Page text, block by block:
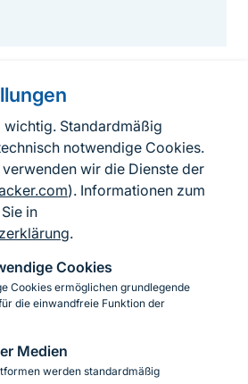
wichtig. Standardmäßig
notwendige Cookies.
wir die Dienste der
). Informationen zum
in
.
Cookies
Cookies ermöglichen grundlegende
die einwandfreie Funktion der
Medien
werden standardmäßig
Seite
zum BfN
zur Barrierefreiheit
Impressum
Datenschutz
YouTubeLinkedIn